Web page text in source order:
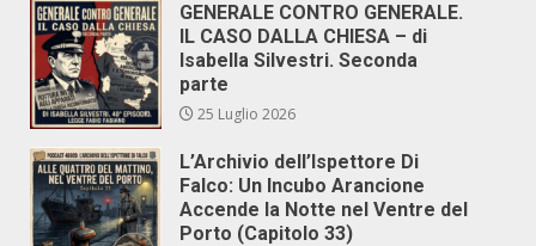
GENERALE CONTRO GENERALE.
IL CASO DALLA CHIESA – di
Isabella Silvestri. Seconda
parte
25 Luglio 2026
L’Archivio dell’Ispettore Di
Falco: Un Incubo Arancione
Accende la Notte nel Ventre del
Porto (Capitolo 33)